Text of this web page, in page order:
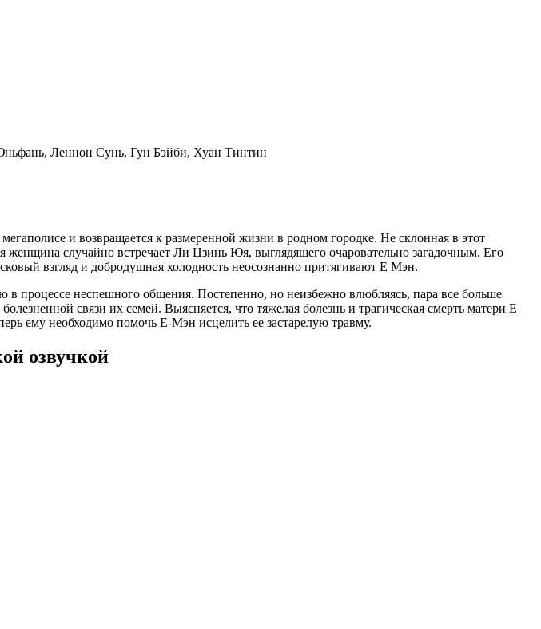
Леннон Сунь, Гун Бэйби, Хуан Тинтин
и возвращается к размеренной жизни в родном городке. Не склонная в этот
случайно встречает Ли Цзинь Юя, выглядящего очаровательно загадочным. Его
взгляд и добродушная холодность неосознанно притягивают Е Мэн.
процессе неспешного общения. Постепенно, но неизбежно влюбляясь, пара все больше
связи их семей. Выясняется, что тяжелая болезнь и трагическая смерть матери Е
ему необходимо помочь Е-Мэн исцелить ее застарелую травму.
озвучкой